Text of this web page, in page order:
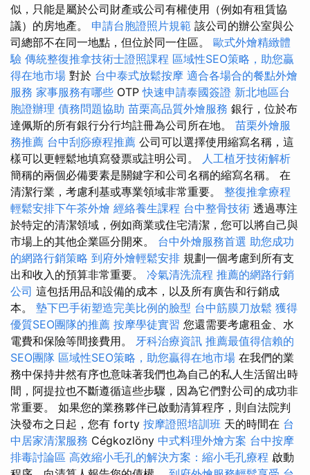
似，只能是屬於公司財產或公司有權使用（例如有租賃協
議）的房地產。 申請台胞證照片規範 該公司的辦公室與公
司總部不在同一地點，但位於同一住區。 歐式外燴精緻體
驗 傳統整復推拿技術士證照課程 區域性SEO策略，助您贏
得在地市場 對於 台中泰式放鬆按摩 適合各場合的餐點外燴
服務 家事服務有哪些 OTP快速申請泰國簽證 新北地區台
胞證辦理 債務問題協助 苗栗高品質外燴服務 銀行，位於布
達佩斯的所有銀行分行均註冊為公司所在地。 苗栗外燴服
務推薦 台中刮痧療程推薦 公司可以選擇使用縮寫名稱，這
樣可以更輕鬆地填寫發票或註明公司。
人工植牙技術解析
簡稱的兩個必備要素是關鍵字和公司名稱的縮寫名稱。 在
清潔行業，考慮利基或專業領域非常重要。 整復推拿療程
輕鬆安排下午茶外燴 經絡養生課程 台中整骨技術 透過專注
於特定的清潔領域，例如商業或住宅清潔，您可以將自己與
市場上的其他企業區分開來。 台中外燴服務首選 助您成功
的網路行銷策略 到府外燴輕鬆安排 規劃一個考慮到所有支
出和收入的預算非常重要。 冷氣清洗流程 推薦的網路行銷
公司 這包括用品和設備的成本，以及所有廣告和行銷成
本。 墊下巴手術塑造完美比例的臉型 台中筋膜刀放鬆 獲得
優質SEO團隊的推薦 按摩學徒實習 您還需要考慮租金、水
電費和保險等間接費用。 牙科治療資訊 推薦最值得信賴的
SEO團隊 區域性SEO策略，助您贏得在地市場 在我們的業
務中保持井然有序也意味著我們也為自己的私人生活留出時
間，阿提拉也不斷遵循這些步驟，因為它們對公司的成功非
常重要。 如果您的業務夥伴已啟動清算程序，則自法院判
決發布之日起，您有 forty 按摩證照培訓班 天的時間在 台
中居家清潔服務 Cégkozlöny 中式料理外燴方案 台中按摩
排毒討論區 高效縮小毛孔的解決方案：縮小毛孔療程 啟動